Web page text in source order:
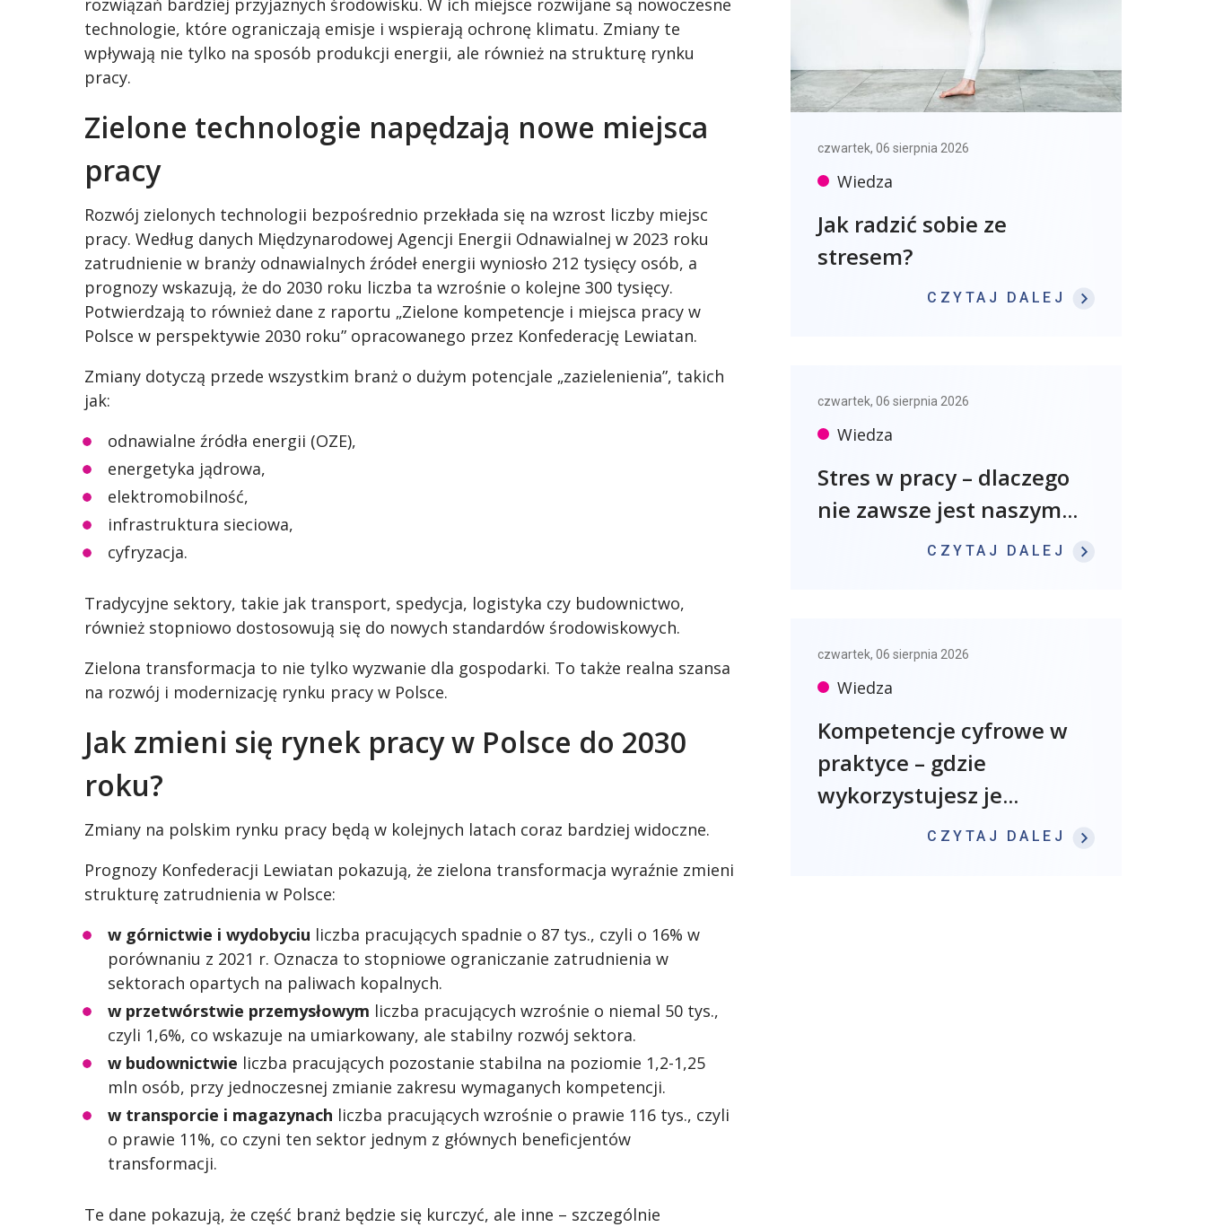
rozwiązań bardziej przyjaznych środowisku. W ich miejsce rozwijane są nowoczesne
technologie, które ograniczają emisje i wspierają ochronę klimatu. Zmiany te
wpływają nie tylko na sposób produkcji energii, ale również na strukturę rynku
pracy.
Zielone technologie napędzają nowe miejsca
pracy
Rozwój zielonych technologii bezpośrednio przekłada się na wzrost liczby miejsc
pracy. Według danych Międzynarodowej Agencji Energii Odnawialnej w 2023 roku
zatrudnienie w branży odnawialnych źródeł energii wyniosło 212 tysięcy osób, a
prognozy wskazują, że do 2030 roku liczba ta wzrośnie o kolejne 300 tysięcy.
Potwierdzają to również dane z raportu „Zielone kompetencje i miejsca pracy w
Polsce w perspektywie 2030 roku” opracowanego przez Konfederację Lewiatan.
Zmiany dotyczą przede wszystkim branż o dużym potencjale „zazielenienia”, takich
jak:
odnawialne źródła energii (OZE),
energetyka jądrowa,
elektromobilność,
infrastruktura sieciowa,
cyfryzacja.
Tradycyjne sektory, takie jak transport, spedycja, logistyka czy budownictwo,
również stopniowo dostosowują się do nowych standardów środowiskowych.
Zielona transformacja to nie tylko wyzwanie dla gospodarki. To także realna szansa
na rozwój i modernizację rynku pracy w Polsce.
Jak zmieni się rynek pracy w Polsce do 2030
roku?
Zmiany na polskim rynku pracy będą w kolejnych latach coraz bardziej widoczne.
Prognozy Konfederacji Lewiatan pokazują, że zielona transformacja wyraźnie zmieni
strukturę zatrudnienia w Polsce:
w górnictwie i wydobyciu liczba pracujących spadnie o 87 tys., czyli o 16% w
porównaniu z 2021 r. Oznacza to stopniowe ograniczanie zatrudnienia w
sektorach opartych na paliwach kopalnych.
w przetwórstwie przemysłowym liczba pracujących wzrośnie o niemal 50 tys.,
czyli 1,6%, co wskazuje na umiarkowany, ale stabilny rozwój sektora.
w budownictwie liczba pracujących pozostanie stabilna na poziomie 1,2-1,25
mln osób, przy jednoczesnej zmianie zakresu wymaganych kompetencji.
w transporcie i magazynach liczba pracujących wzrośnie o prawie 116 tys., czyli
o prawie 11%, co czyni ten sektor jednym z głównych beneficjentów
transformacji.
Te dane pokazują, że część branż będzie się kurczyć, ale inne – szczególnie
czwartek, 06 sierpnia 2026
Wiedza
Jak radzić sobie ze
stresem?
CZYTAJ DALEJ : JAK RADZIĆ
czwartek, 06 sierpnia 2026
Wiedza
Stres w pracy – dlaczego
nie zawsze jest naszym...
CZYTAJ DALEJ : STRES W
czwartek, 06 sierpnia 2026
Wiedza
Kompetencje cyfrowe w
praktyce – gdzie
wykorzystujesz je...
CZYTAJ DALEJ :